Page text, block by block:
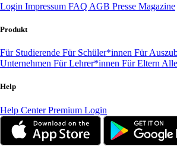
Login Impressum FAQ AGB Presse Magazine
Produkt
Für Studierende Für Schüler*innen Für
Unternehmen Für Lehrer*innen Für Eltern
Help
Help CenterPremium Login